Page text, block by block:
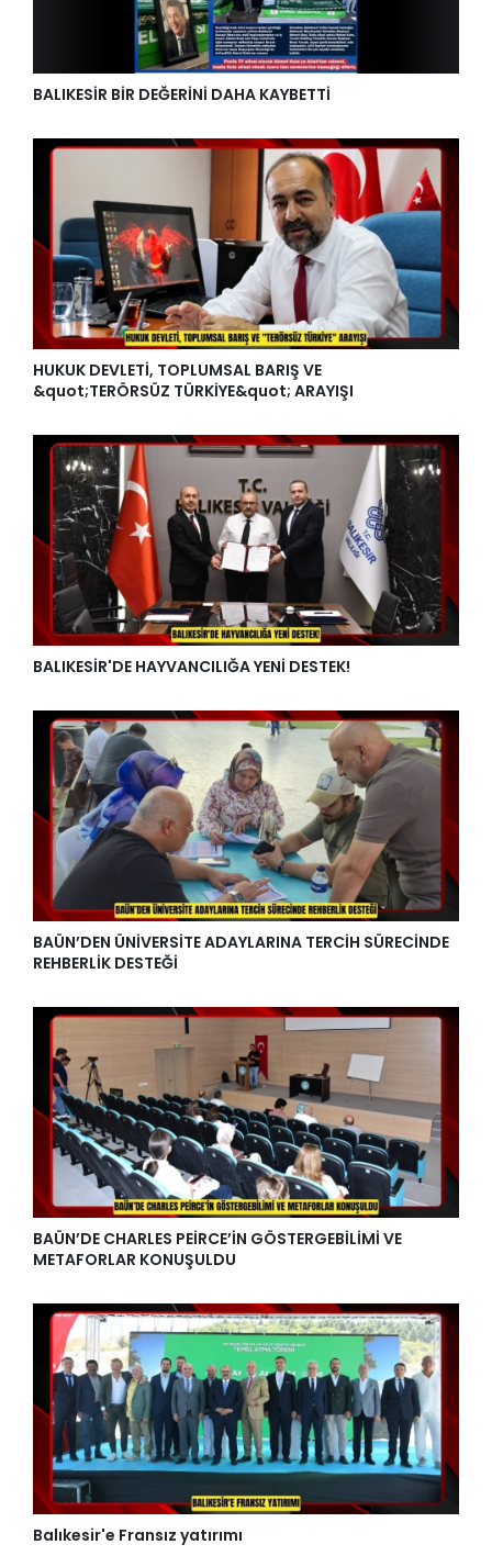
BALIKESİR BİR DEĞERİNİ DAHA KAYBETTİ
HUKUK DEVLETİ, TOPLUMSAL BARIŞ VE
&quot;TERÖRSÜZ TÜRKİYE&quot; ARAYIŞI
BALIKESİR'DE HAYVANCILIĞA YENİ DESTEK!
BAÜN’DEN ÜNİVERSİTE ADAYLARINA TERCİH SÜRECİNDE
REHBERLİK DESTEĞİ
BAÜN’DE CHARLES PEİRCE’İN GÖSTERGEBİLİMİ VE
METAFORLAR KONUŞULDU
Balıkesir'e Fransız yatırımı